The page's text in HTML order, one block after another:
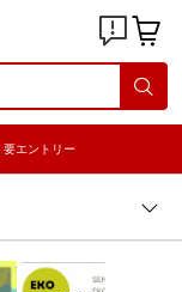
要エントリー